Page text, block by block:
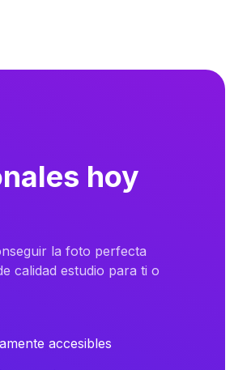
hoy
la foto perfecta
calidad estudio para ti o
accesibles